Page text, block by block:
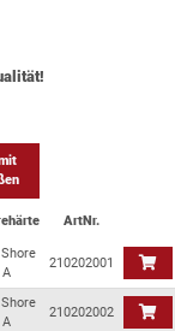
ArtNr.
A
210202001
A
210202002